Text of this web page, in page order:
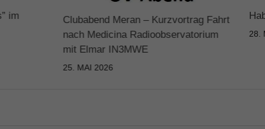
Clubabend Meran – Kurzvortrag Fahrt
nach Medicina Radioobservatorium
mit Elmar IN3MWE
25. MAI 2026
28.
im